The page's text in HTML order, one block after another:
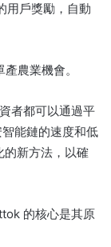
用戶獎勵，自動
農業機會。
者都可以通過平
能鏈的速度和低
的新方法，以確
的核心是其原